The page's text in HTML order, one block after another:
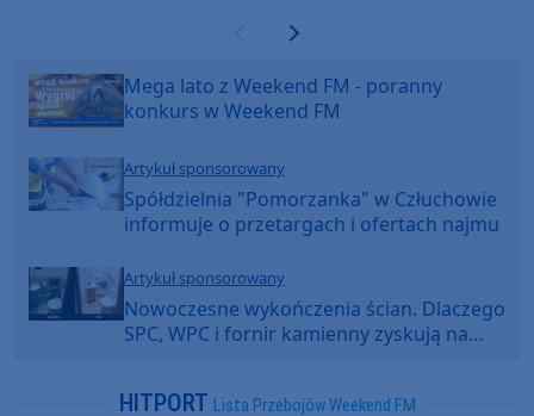
Poprzednia strona
Następna strona
Mega lato z Weekend FM - poranny
konkurs w Weekend FM
Artykuł sponsorowany
Spółdzielnia "Pomorzanka" w Człuchowie
informuje o przetargach i ofertach najmu
Artykuł sponsorowany
Nowoczesne wykończenia ścian. Dlaczego
SPC, WPC i fornir kamienny zyskują na
HITPORT Lista Przebojów Weekend FM